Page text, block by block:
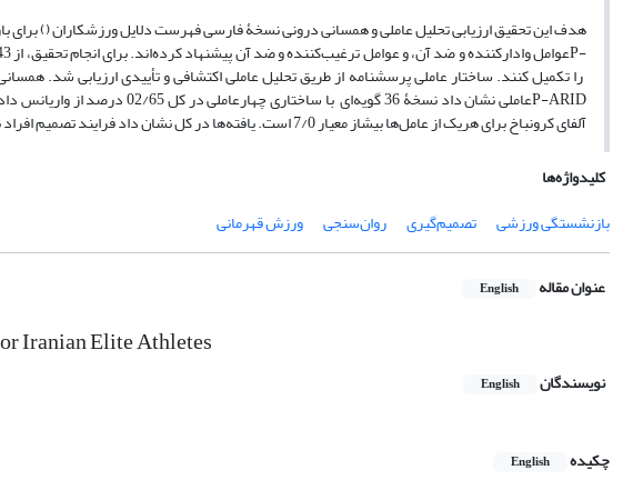
هدف این تحقیق ارزیابی تحلیل عاملی و هم­سانی درونی نسخۀ فارسی فهرست دلایل ورزشکاران (
عوامل وادارکننده و ضد آن، و عوامل ترغیب‌کننده و ضد آن پیشنهاد کرده‌اند. برای انجام تحقیق، از 243 ورزشکار قهرمان نخبۀ ایرانی (با میانگین 19/25 سال؛ 81 درصد مرد) خواستیمP-
را تکمیل کنند. ساختار عاملی پرسش­نامه از طریق تحلیل عاملی اکتشافی و تأییدی ارزیابی شد.
عاملی نشان داد نسخۀ 36 گویه‌ایP-ARID با ساختاری چهارعاملی در کل 02/65 درصد از
آلفای کرونباخ برای هریک از عامل‌ها بیش­از معیار 7/0 است. یافته‌ها در کل نشان داد فرایند تصمیم افراد برای کناره‌گیری از ورزش قهرمانی پیچیده و چندوجهی است
کلیدواژه‌ها
بازنشستگی ورزشی
تصمیم‌گیری روان‌سنجی ورزش قهرمانی
عنوان مقاله English
Iranian Elite Athletes
نویسندگان English
چکیده
English